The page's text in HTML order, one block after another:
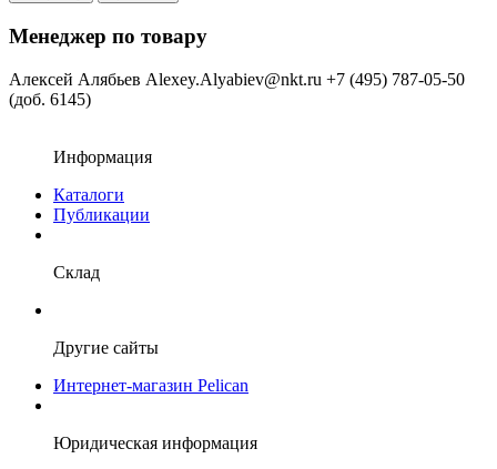
Менеджер по товару
Алексей Алябьев Alexey.Alyabiev@nkt.ru +7 (495) 787-05-50
(доб. 6145)
Информация
Каталоги
Публикации
Склад
Другие сайты
Интернет-магазин Pelican
Юридическая информация